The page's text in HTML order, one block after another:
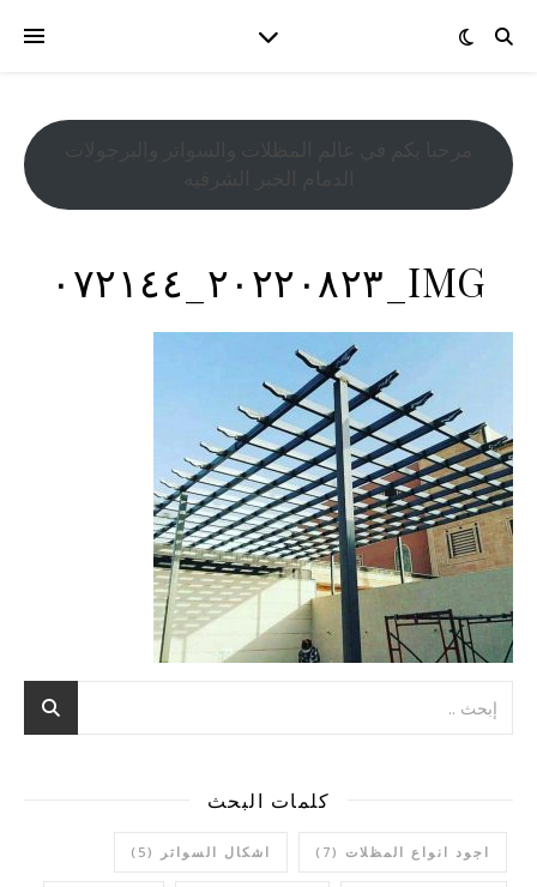
IMG_٢٠٢٢٠٨٢٣_٠٧٢١٤٤
كلمات البحث
اجود انواع المظلات (7) اشكال السواتر (5)